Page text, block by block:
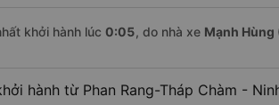
khởi hành lúc 0:05, do nhà xe Mạnh
hành từ Phan Rang-Tháp Chàm -